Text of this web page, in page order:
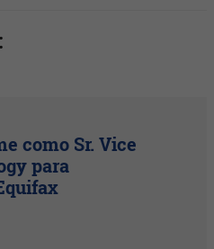
como Sr. Vice
para